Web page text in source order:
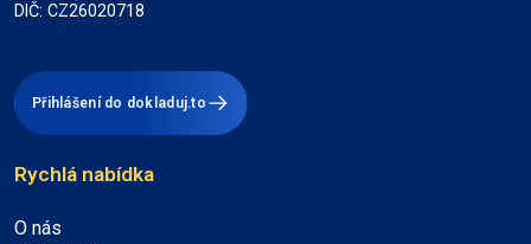
DIČ: CZ26020718
Přihlášení do dokladuj.to
Rychlá nabídka
O nás